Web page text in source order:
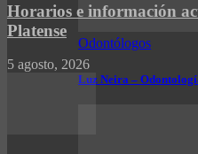
Odontólogos
Luz Neira –
Horarios e información
Platense
5 agosto, 2026